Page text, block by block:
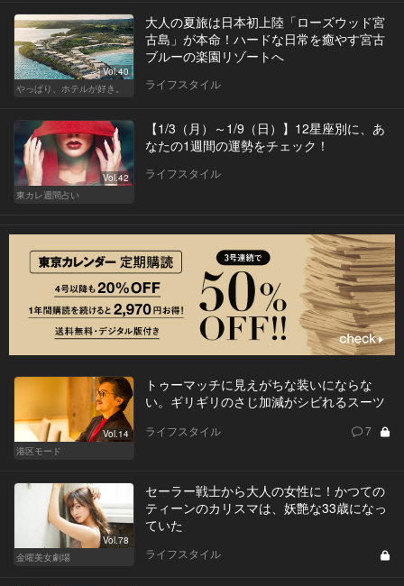
Vol.40
やっぱり、ホテルが好き。
大人の夏旅は日本初上陸「ローズウッド宮
古島」が本命！ハードな日常を癒やす宮古
ブルーの楽園リゾートへ
ライフスタイル
Vol.42
東カレ週間占い
【1/3（月）～1/9（日）】12星座別に、あ
なたの1週間の運勢をチェック！
ライフスタイル
Vol.14
港区モード
トゥーマッチに見えがちな装いにならな
い。ギリギリのさじ加減がシビれるスーツ
ライフスタイル 7
Vol.78
金曜美女劇場
セーラー戦士から大人の女性に！かつての
ティーンのカリスマは、妖艶な33歳になっ
ていた
ライフスタイル